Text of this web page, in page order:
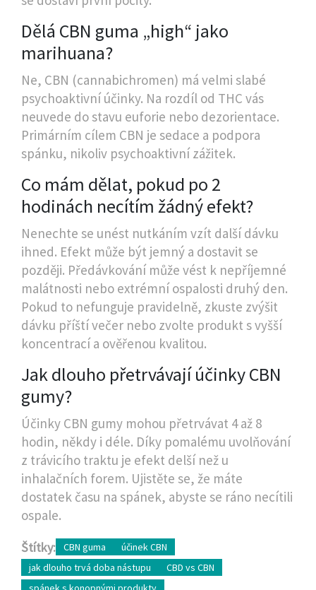
Dělá CBN guma „high“ jako
marihuana?
Ne, CBN (cannabichromen) má velmi slabé
psychoaktivní účinky. Na rozdíl od THC vás
neuvede do stavu euforie nebo dezorientace.
Primárním cílem CBN je sedace a podpora
spánku, nikoliv psychoaktivní zážitek.
Co mám dělat, pokud po 2
hodinách necítím žádný efekt?
Nenechte se unést nutkáním vzít další dávku
ihned. Efekt může být jemný a dostavit se
později. Předávkování může vést k nepříjemné
malátnosti nebo extrémní ospalosti druhý den.
Pokud to nefunguje pravidelně, zkuste zvýšit
dávku příští večer nebo zvolte produkt s vyšší
koncentrací a ověřenou kvalitou.
Jak dlouho přetrvávají účinky CBN
gumy?
Účinky CBN gumy mohou přetrvávat 4 až 8
hodin, někdy i déle. Díky pomalému uvolňování
z trávicího traktu je efekt delší než u
inhalačních forem. Ujistěte se, že máte
dostatek času na spánek, abyste se ráno necítili
ospale.
Štítky: CBN guma
účinek CBN
jak dlouho trvá doba nástupu
CBD vs CBN